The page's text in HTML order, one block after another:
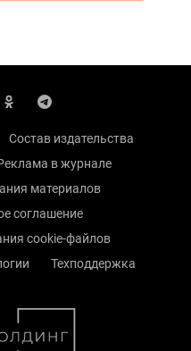
Состав издательства
в журнале
материалов
соглашение
cookie-файлов
Техподдержка